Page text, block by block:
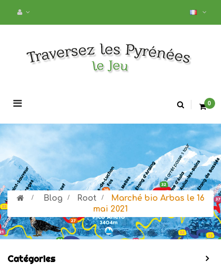
Basculer
navigation
0
> Blog > Root >
Marché bio Arbas le 16
mai 2021
Catégories